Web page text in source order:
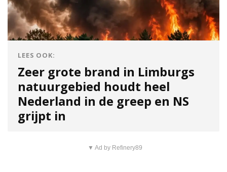
LEES OOK:
Zeer grote brand in Limburgs
natuurgebied houdt heel
Nederland in de greep en NS
grijpt in
▼ Ad by Refinery89